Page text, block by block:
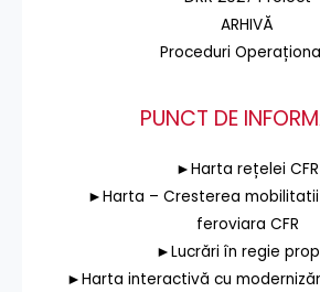
ARHIVĂ
Proceduri
PUNCT DE
►Harta rețelei CFR
►Harta – Cresterea
feroviara CFR
►Lucrări în regie
►Harta interactivă cu